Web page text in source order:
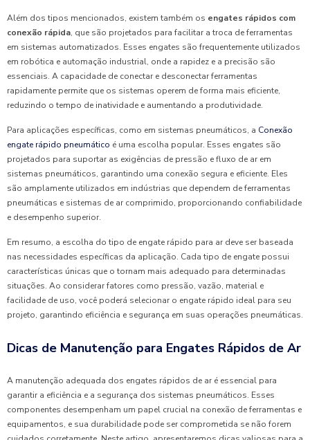
Além dos tipos mencionados, existem também os engates rápidos com
conexão rápida, que são projetados para facilitar a troca de ferramentas
em sistemas automatizados. Esses engates são frequentemente utilizados
em robótica e automação industrial, onde a rapidez e a precisão são
essenciais. A capacidade de conectar e desconectar ferramentas
rapidamente permite que os sistemas operem de forma mais eficiente,
reduzindo o tempo de inatividade e aumentando a produtividade.
Para aplicações específicas, como em sistemas pneumáticos, a Conexão
engate rápido pneumático é uma escolha popular. Esses engates são
projetados para suportar as exigências de pressão e fluxo de ar em
sistemas pneumáticos, garantindo uma conexão segura e eficiente. Eles
são amplamente utilizados em indústrias que dependem de ferramentas
pneumáticas e sistemas de ar comprimido, proporcionando confiabilidade
e desempenho superior.
Em resumo, a escolha do tipo de engate rápido para ar deve ser baseada
nas necessidades específicas da aplicação. Cada tipo de engate possui
características únicas que o tornam mais adequado para determinadas
situações. Ao considerar fatores como pressão, vazão, material e
facilidade de uso, você poderá selecionar o engate rápido ideal para seu
projeto, garantindo eficiência e segurança em suas operações pneumáticas.
Dicas de Manutenção para Engates Rápidos de Ar
A manutenção adequada dos engates rápidos de ar é essencial para
garantir a eficiência e a segurança dos sistemas pneumáticos. Esses
componentes desempenham um papel crucial na conexão de ferramentas e
equipamentos, e sua durabilidade pode ser comprometida se não forem